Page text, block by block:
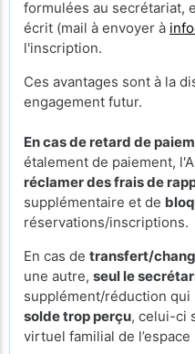
formulées au secrétariat,
écrit (mail à envoyer à
l'inscription.
Ces avantages sont à la
engagement futur.
En cas de retard de
étalement de paiement,
réclamer des frais de
supplémentaire et de
réservations/inscriptions.
En cas de transfert/
une autre, seul le
supplément/réduction qui
solde trop perçu, celui-ci
virtuel familial de l’espace